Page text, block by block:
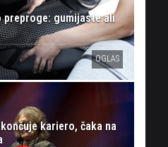
preproge: gumijaste ali
OGLAS
kariero, čaka na